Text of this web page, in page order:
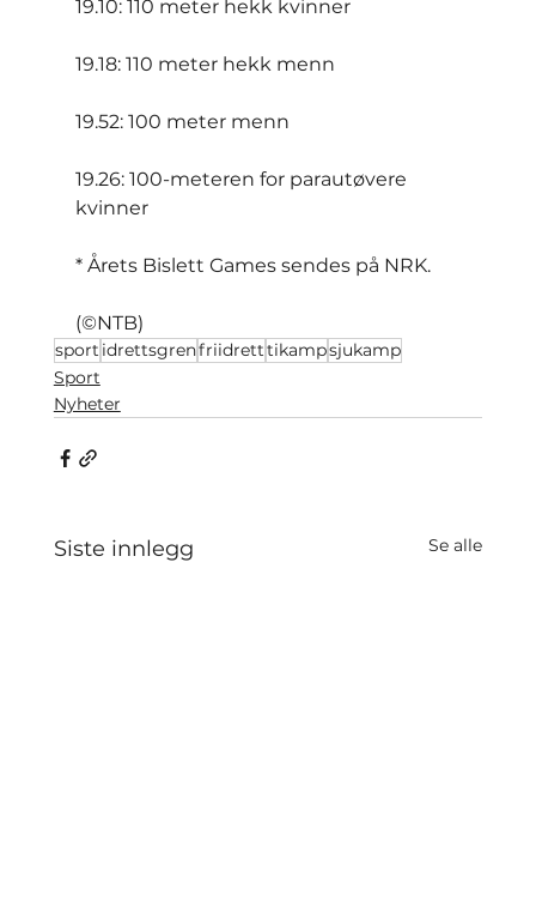
19.10: 110 meter hekk kvinner
19.18: 110 meter hekk menn
19.52: 100 meter menn
19.26: 100-meteren for parautøvere
kvinner
* Årets Bislett Games sendes på NRK.
(©NTB)
sport idrettsgrenfriidretttikampsjukamp
Sport
Nyheter
Siste innlegg Se alle